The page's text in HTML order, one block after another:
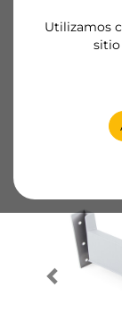
Utilizamos
sitio
Ficha de